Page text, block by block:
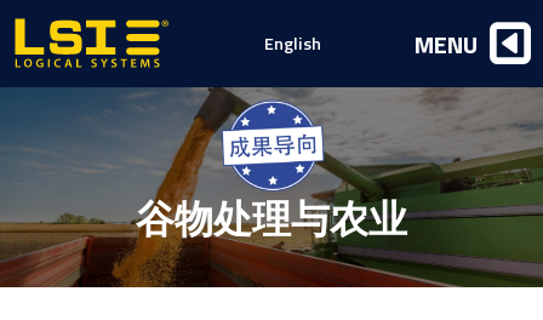
谷物处理与农业
Logical
Systems,
Inc
English MENU